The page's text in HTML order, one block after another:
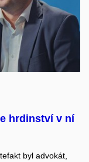
hrdinství v ní
byl advokát,